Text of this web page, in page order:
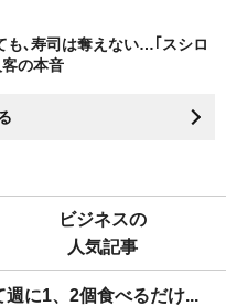
も､寿司は奪えない…｢スシロ
の本音
ビジネスの
人気記事
週に1、2個食べるだけ...